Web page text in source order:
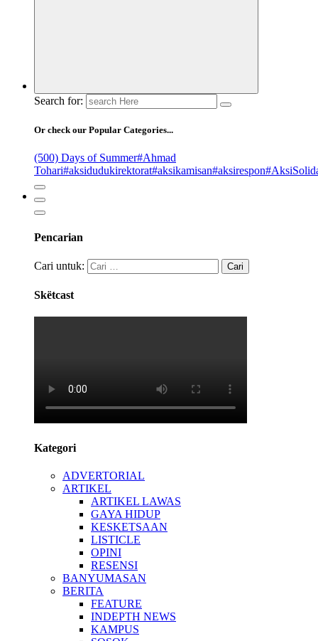
Search for:
Or check our Popular Categories...
(500) Days of Summer#Ahmad
Tohari#aksidudukirektorat#aksikamisan#aksirespon
Pencarian
Cari untuk:
Skëtcast
Kategori
ADVERTORIAL
ARTIKEL
ARTIKEL LAWAS
GAYA HIDUP
KESKETSAAN
LISTICLE
OPINI
RESENSI
BANYUMASAN
BERITA
FEATURE
INDEPTH NEWS
KAMPUS